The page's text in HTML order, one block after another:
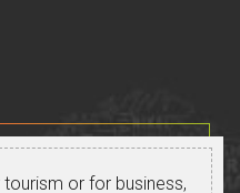
or for business,